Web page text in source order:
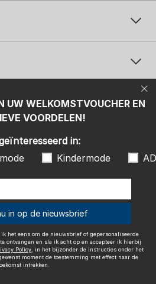
Uw
Aanmelden
ben ik het eens om de nieuwsbrief of
de SCHIESSER GmbH te ontvangen en
hierbij ook de instructies en uitleg in de
de instructies onder het item
met
UW WELKOMSTVOUCHER EN
VOORDELEN!
in:
Kindermode
in op de nieuwsbrief
het eens om de nieuwsbrief of gepersonaliseerde
te ontvangen en sla ik acht op en accepteer ik hierbij
Policy, in het bijzonder de instructies onder het
moment de toestemming met effect naar de
intrekken.